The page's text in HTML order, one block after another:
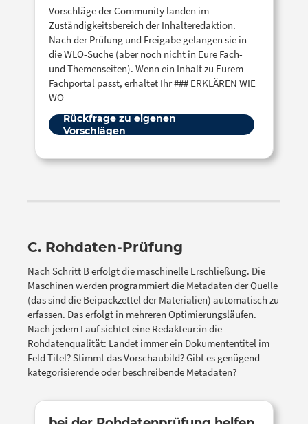
Vorschläge der Community landen im
Zuständigkeitsbereich der Inhalteredaktion.
Nach der Prüfung und Freigabe gelangen sie in
die WLO-Suche (aber noch nicht in Eure Fach-
und Themenseiten). Wenn ein Inhalt zu Eurem
Fachportal passt, erhaltet Ihr ### ERKLÄREN WIE
WO
Rückfrage zu eigenen
Vorschlägen
C. Rohdaten-Prüfung
Nach Schritt B erfolgt die maschinelle Erschließung. Die
Maschinen werden programmiert die Metadaten der Quelle
(das sind die Beipackzettel der Materialien) automatisch zu
erfassen. Das erfolgt in mehreren Optimierungsläufen.
Nach jedem Lauf sichtet eine Redakteur:in die
Rohdatenqualität: Landet immer ein Dokumententitel im
Feld Titel? Stimmt das Vorschaubild? Gibt es genügend
kategorisierende oder beschreibende Metadaten?